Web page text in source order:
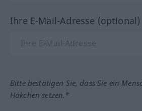
Ihre E-Mail-Adresse (optional)
Bitte bestätigen Sie, dass Sie ein
Häkchen setzen.*